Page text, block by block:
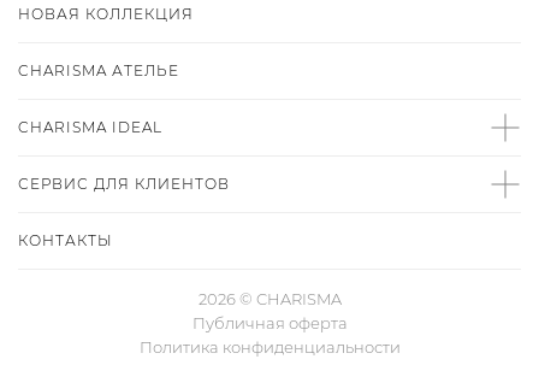
НОВАЯ КОЛЛЕКЦИЯ
CHARISMA АТЕЛЬЕ
CHARISMA IDEAL
СЕРВИС ДЛЯ КЛИЕНТОВ
КОНТАКТЫ
2026 © CHARISMA
Публичная оферта
Политика конфиденциальности